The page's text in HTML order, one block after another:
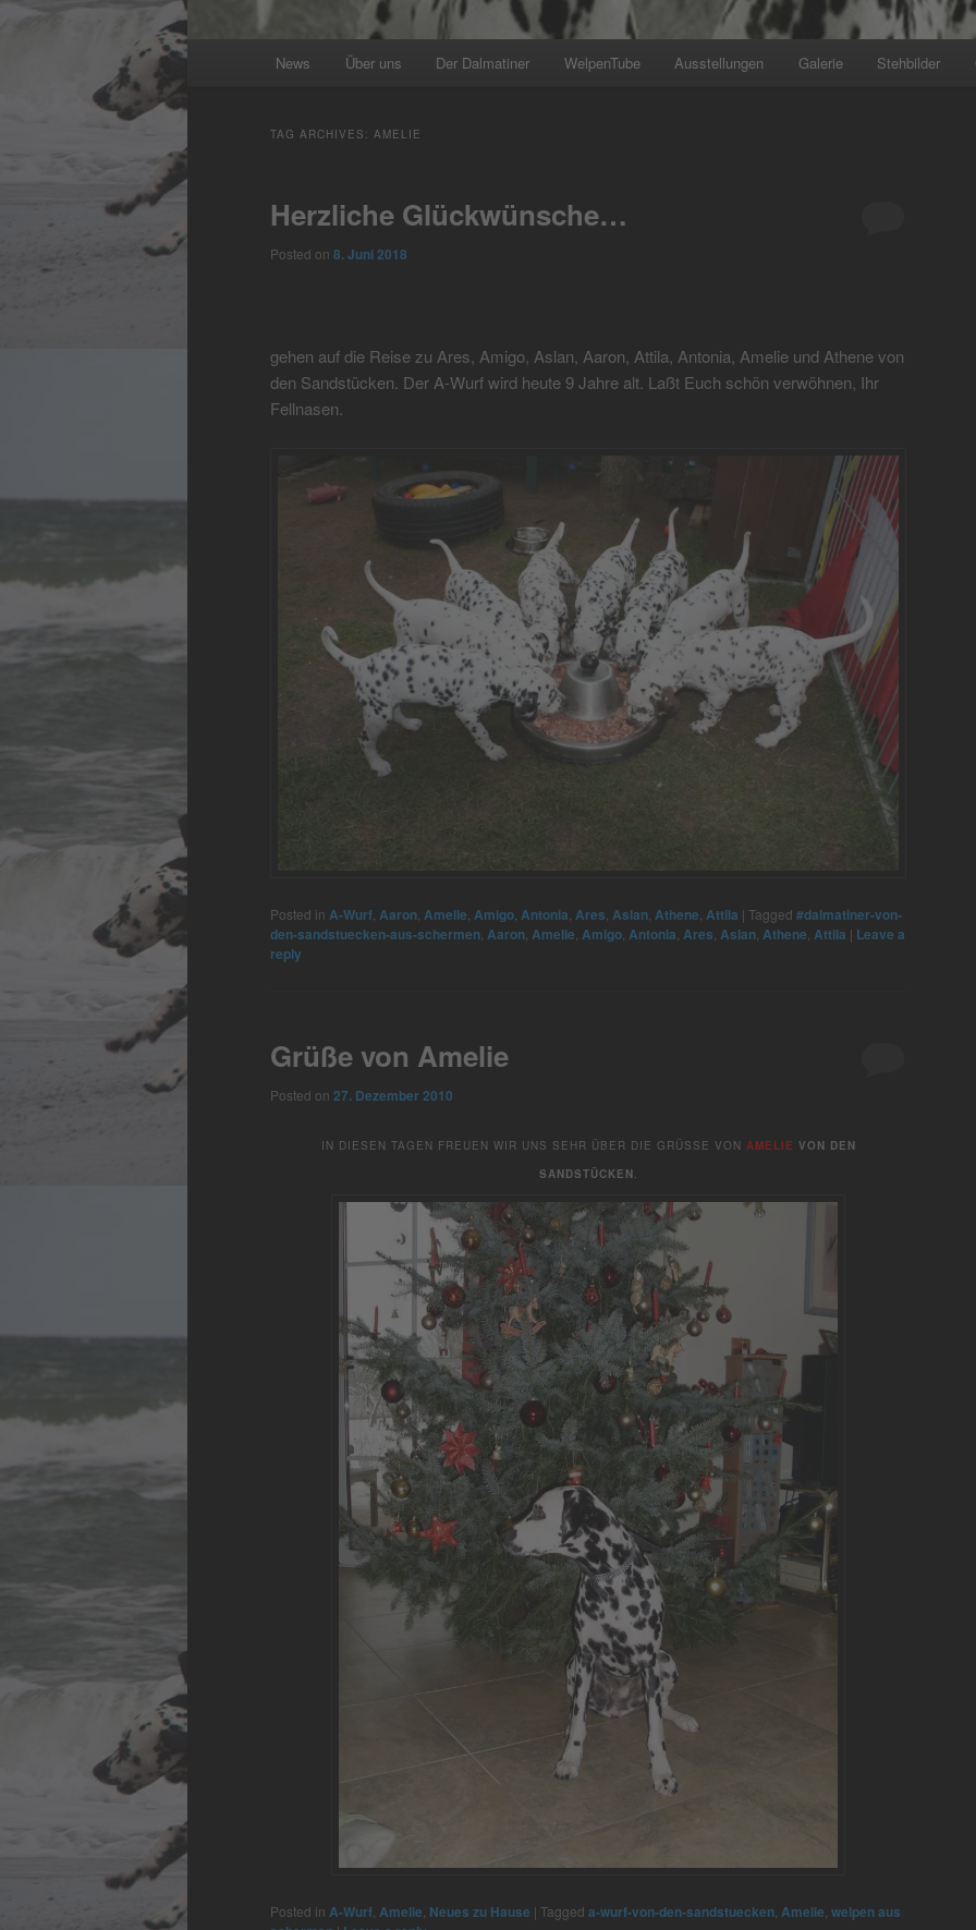
News Über uns Der Dalmatiner WelpenTube Ausstellungen Galerie Stehbilder
TAG ARCHIVES: AMELIE
Herzliche Glückwünsche…
Posted on 8. Juni 2018
gehen auf die Reise zu Ares, Amigo, Aslan, Aaron, Attila, Antonia, Amelie und Athene von
den Sandstücken. Der A-Wurf wird heute 9 Jahre alt. Laßt Euch schön verwöhnen, Ihr
Fellnasen.
Posted in A-Wurf, Aaron, Amelie, Amigo, Antonia, Ares, Aslan, Athene, Attila | Tagged #dalmatiner-von-
den-sandstuecken-aus-schermen, Aaron, Amelie, Amigo, Antonia, Ares, Aslan, Athene, Attila | Leave a
reply
Grüße von Amelie
Posted on 27. Dezember 2010
IN DIESEN TAGEN FREUEN WIR UNS SEHR ÜBER DIE GRÜSSE VON AMELIE VON DEN
SANDSTÜCKEN.
Posted in A-Wurf Amelie Neues zu Hause | Tagged a-wurf-von-den-sandstuecken Amelie welpen aus
+++ Wir planen den